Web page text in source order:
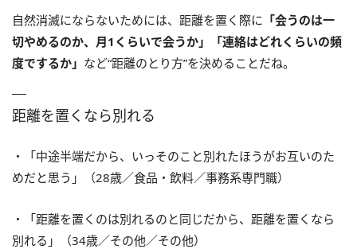
自然消滅にならないためには、距離を置く際に 「会うのは一
切やめるのか、月1くらいで会うか」「連絡はどれくらいの頻
度でするか」 など“距離のとり方”を決めることだね。
距離を置くなら別れる
・「中途半端だから、いっそのこと別れたほうがお互いのた
めだと思う」（28歳／食品・飲料／事務系専門職）
・「距離を置くのは別れるのと同じだから、距離を置くなら
別れる」（34歳／その他／その他）